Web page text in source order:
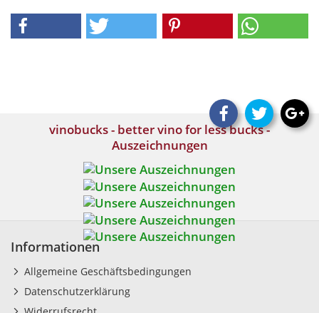
vinobucks - better vino for less bucks -
Auszeichnungen
Informationen
Allgemeine Geschäftsbedingungen
Datenschutzerklärung